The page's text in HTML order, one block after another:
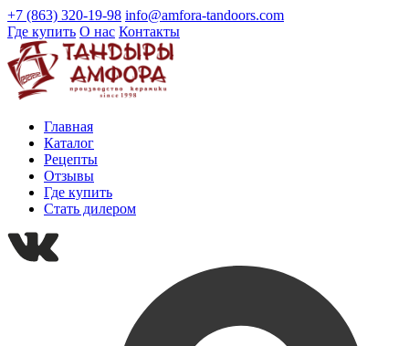
+7 (863) 320-19-98 info@amfora-tandoors.com
Где купить О нас Контакты
Главная
Каталог
Рецепты
Отзывы
Где купить
Стать дилером